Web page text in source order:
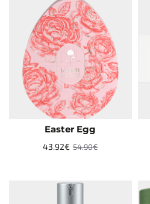
Easter Egg
43.92€ 54.90€